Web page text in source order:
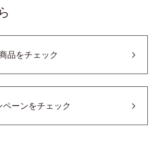
品をチェック
ペーンをチェック